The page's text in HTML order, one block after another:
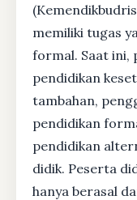
memiliki tugas
formal. Saat ini,
pendidikan
tambahan,
pendidikan
pendidikan
didik. Peserta
hanya berasal